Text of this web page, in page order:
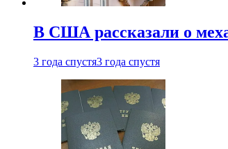
В США рассказали о
3 года спустя3 года спустя